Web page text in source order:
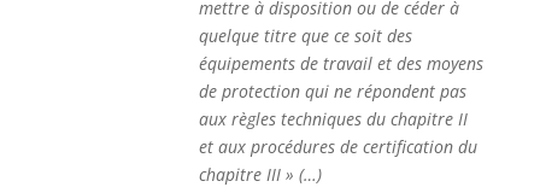
mettre à disposition ou de céder à
quelque titre que ce soit des
équipements de travail et des moyens
de protection qui ne répondent pas
aux règles techniques du chapitre II
et aux procédures de certification du
chapitre III » (…)